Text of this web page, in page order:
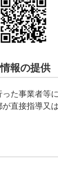
報の提供
た事業者等
直接指導又